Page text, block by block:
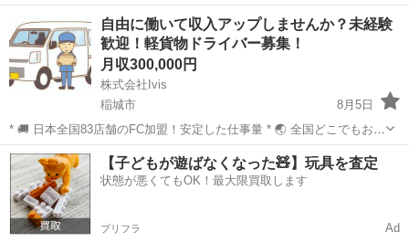
https://lin.ee/wSdk4Ka ご登録後に簡単な内容を送っていただくだけ！
担当スタッフが順番にご案内いたします。 ...
工場 未経験
自由に働いて収入アップしませんか？未経験
歓迎！軽貨物ドライバー募集！
月収300,000円
株式会社Ivis
稲城市
8月5日
* 🚚 日本全国83店舗のFC加盟！安定した仕事量 * 🌏 全国どこでもお仕
事をご紹介可能 * 💰 月収30万円～70万円以上も可能（稼働量による）
* 📅 シフト自由！週1日・副業・土日だけでもOK * 🚗 車両レ...
東京 稲城市 ドライバー 未経験
【子どもが遊ばなくなった🧸】玩具を査定
状態が悪くてもOK！最大限買取します
プリフラ Ad